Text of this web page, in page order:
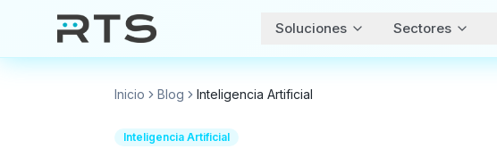
Soluciones Sectores
Inicio Blog Inteligencia Artificial
Inteligencia Artificial